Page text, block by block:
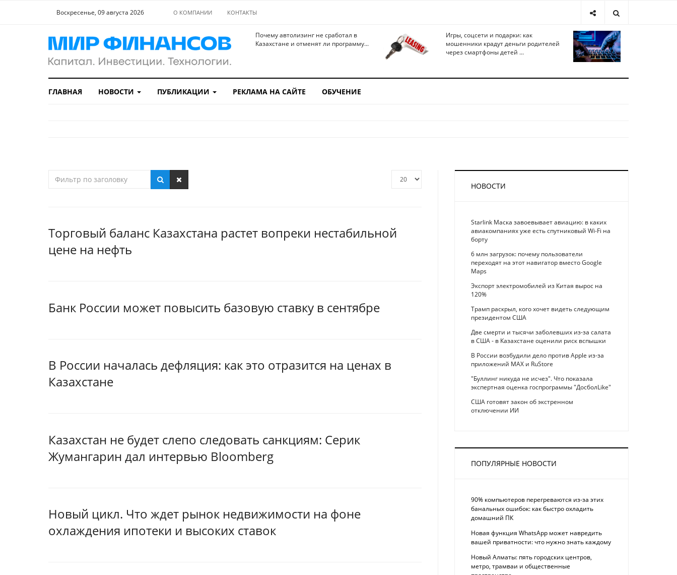
Воскресенье, 09 августа 2026 О КОМПАНИИ КОНТАКТЫ
Почему автолизинг не сработал в
Казахстане и отменят ли программу...
Игры, соцсети и подарки: как
мошенники крадут деньги родителей
через смартфоны детей ...
ГЛАВНАЯ НОВОСТИ ПУБЛИКАЦИИ РЕКЛАМА НА САЙТЕ ОБУЧЕНИЕ
Торговый баланс Казахстана растет вопреки нестабильной
цене на нефть
Банк России может повысить базовую ставку в сентябре
В России началась дефляция: как это отразится на ценах в
Казахстане
Казахстан не будет слепо следовать санкциям: Серик
Жумангарин дал интервью Bloomberg
Новый цикл. Что ждет рынок недвижимости на фоне
охлаждения ипотеки и высоких ставок
НОВОСТИ
Starlink Маска завоевывает авиацию: в каких
авиакомпаниях уже есть спутниковый Wi-Fi на
борту
6 млн загрузок: почему пользователи
переходят на этот навигатор вместо Google
Maps
Экспорт электромобилей из Китая вырос на
120%
Трамп раскрыл, кого хочет видеть следующим
президентом США
Две смерти и тысячи заболевших из-за салата
в США - в Казахстане оценили риск вспышки
В России возбудили дело против Apple из-за
приложений MAX и RuStore
"Буллинг никуда не исчез". Что показала
экспертная оценка госпрограммы "ДосболLike"
США готовят закон об экстренном
отключении ИИ
ПОПУЛЯРНЫЕ НОВОСТИ
90% компьютеров перегреваются из-за этих
банальных ошибок: как быстро охладить
домашний ПК
Новая функция WhatsApp может навредить
вашей приватности: что нужно знать каждому
Новый Алматы: пять городских центров,
метро, трамваи и общественные